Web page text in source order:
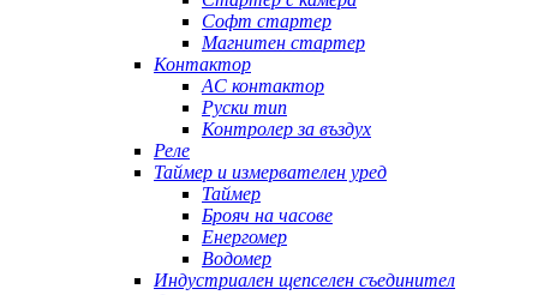
Софт стартер
Магнитен стартер
Контактор
AC контактор
Руски тип
Контролер за въздух
Реле
Таймер и измервателен уред
Таймер
Брояч на часове
Енергомер
Водомер
Индустриален щепселен съединител